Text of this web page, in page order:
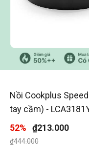
Nồi Cookplus
tay cầm) -
52%
₫213.000
Giá giảm xuống từ
₫444.000đến